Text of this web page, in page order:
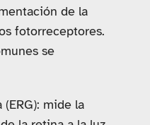
de la
fotorreceptores.
se
mide la